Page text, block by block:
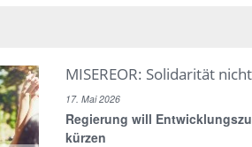
MISEREOR: Solidarität
17. Mai 2026
Regierung will
kürzen